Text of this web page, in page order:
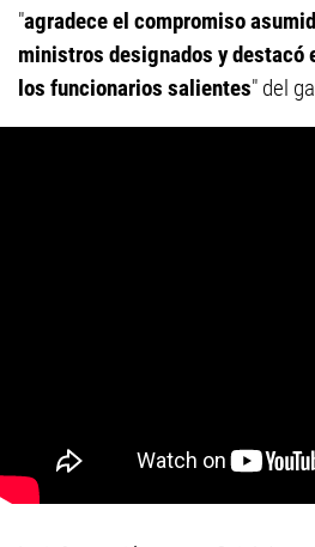
"agradece el compromiso
ministros designados y destacó
los funcionarios salientes" del